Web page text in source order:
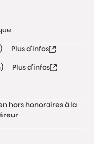
Plus d'infos
Plus d'infos
hors honoraires à la